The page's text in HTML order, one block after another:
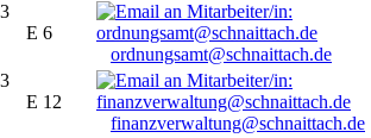
E 6
ordnungsamt@schnaittach.de
E 12
finanzverwaltung@schnaittach.de